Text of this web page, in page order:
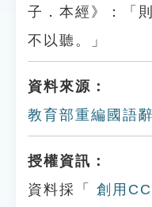
子．本經》：「
不以聽。」
資料來源：
教育部重編國語
授權資訊：
資料採「
創用